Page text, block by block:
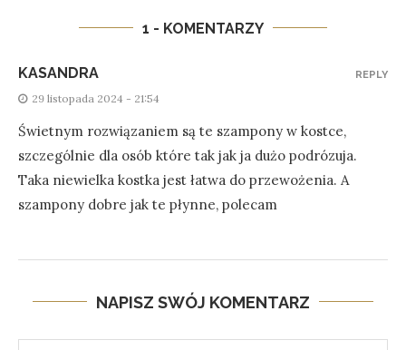
1 - KOMENTARZY
KASANDRA
29 listopada 2024 - 21:54
Świetnym rozwiązaniem są te szampony w kostce,
szczególnie dla osób które tak jak ja dużo podrózuja.
Taka niewielka kostka jest łatwa do przewożenia. A
szampony dobre jak te płynne, polecam
REPLY
NAPISZ SWÓJ KOMENTARZ